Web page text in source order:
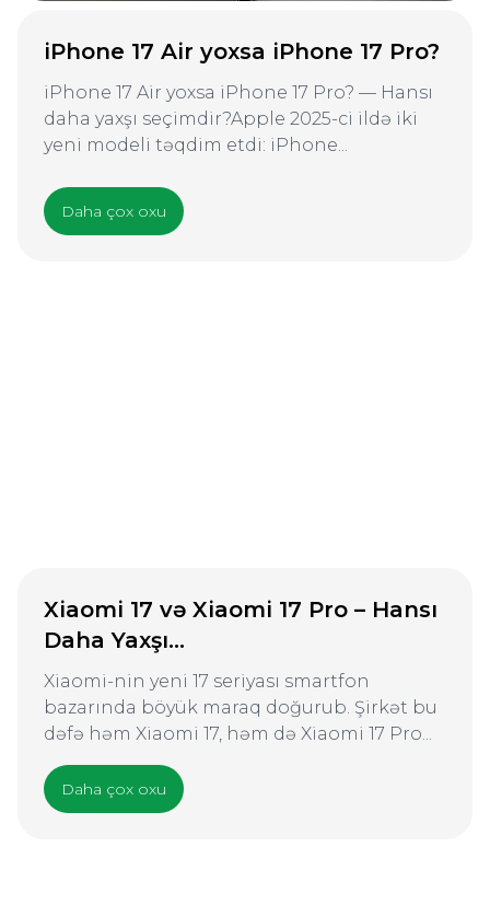
iPhone 17 Air yoxsa iPhone 17 Pro?
iPhone 17 Air yoxsa iPhone 17 Pro? — Hansı
daha yaxşı seçimdir?Apple 2025-ci ildə iki
yeni modeli təqdim etdi: iPhone...
Daha çox oxu
Xiaomi 17 və Xiaomi 17 Pro – Hansı
Daha Yaxşı...
Xiaomi-nin yeni 17 seriyası smartfon
bazarında böyük maraq doğurub. Şirkət bu
dəfə həm Xiaomi 17, həm də Xiaomi 17 Pro...
Daha çox oxu